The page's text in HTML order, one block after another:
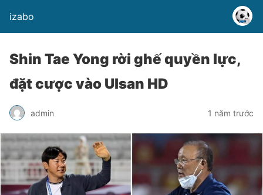
izabo
Shin Tae Yong rời ghế quyền lực,
đặt cược vào Ulsan HD
admin 1 năm trước